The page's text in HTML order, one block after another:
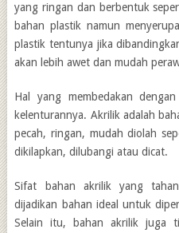
yang ringan dan berbentuk
bahan plastik namun
plastik tentunya jika
akan lebih awet dan mudah
Hal yang membedakan
kelenturannya. Akrilik adalah
pecah, ringan, mudah diolah
dikilapkan, dilubangi atau dicat.
Sifat bahan akrilik yang
dijadikan bahan ideal untuk
Selain itu, bahan akrilik juga